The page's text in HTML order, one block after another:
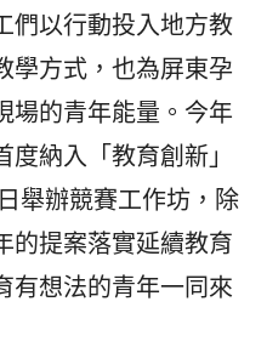
們以行動投入地方教
學方式，也為屏東孕
場的青年能量。今年
納入「教育創新」
舉辦競賽工作坊，除
的提案落實延續教育
有想法的青年一同來